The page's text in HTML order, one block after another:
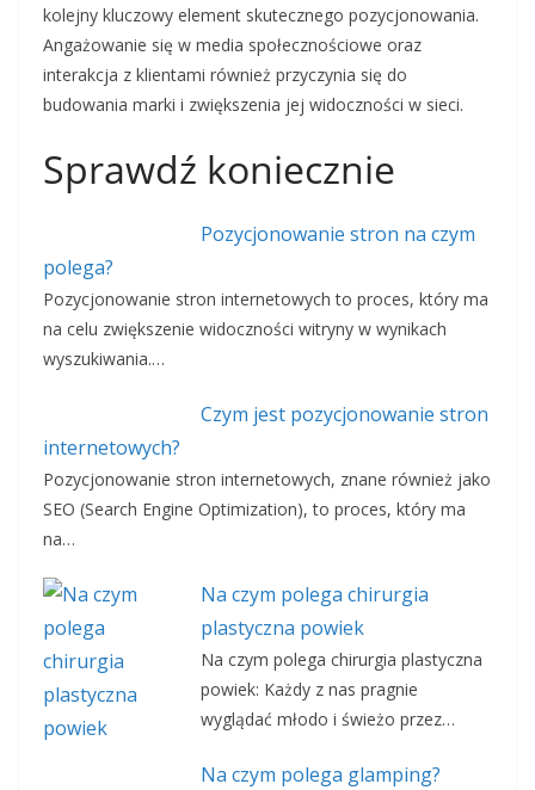
kolejny kluczowy element skutecznego pozycjonowania.
Angażowanie się w media społecznościowe oraz
interakcja z klientami również przyczynia się do
budowania marki i zwiększenia jej widoczności w sieci.
Sprawdź koniecznie
Pozycjonowanie stron na czym
polega?
Pozycjonowanie stron internetowych to proces, który ma
na celu zwiększenie widoczności witryny w wynikach
wyszukiwania.…
Czym jest pozycjonowanie stron
internetowych?
Pozycjonowanie stron internetowych, znane również jako
SEO (Search Engine Optimization), to proces, który ma
na…
Na czym polega chirurgia
plastyczna powiek
Na czym polega chirurgia plastyczna
powiek: Każdy z nas pragnie
wyglądać młodo i świeżo przez…
Na czym polega glamping?